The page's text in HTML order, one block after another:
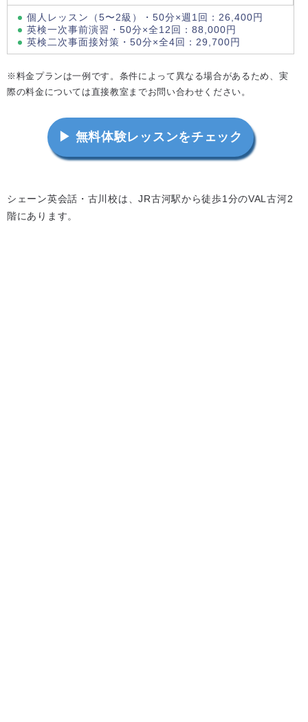
個人レッスン（5〜2級）・50分×週1回：26,400円
英検一次事前演習・50分×全12回：88,000円
英検二次事面接対策・50分×全4回：29,700円
※料金プランは一例です。条件によって異なる場合があるため、実
際の料金については直接教室までお問い合わせください。
▶ 無料体験レッスンをチェック
シェーン英会話・古川校は、JR古河駅から徒歩1分のVAL古河2
階にあります。